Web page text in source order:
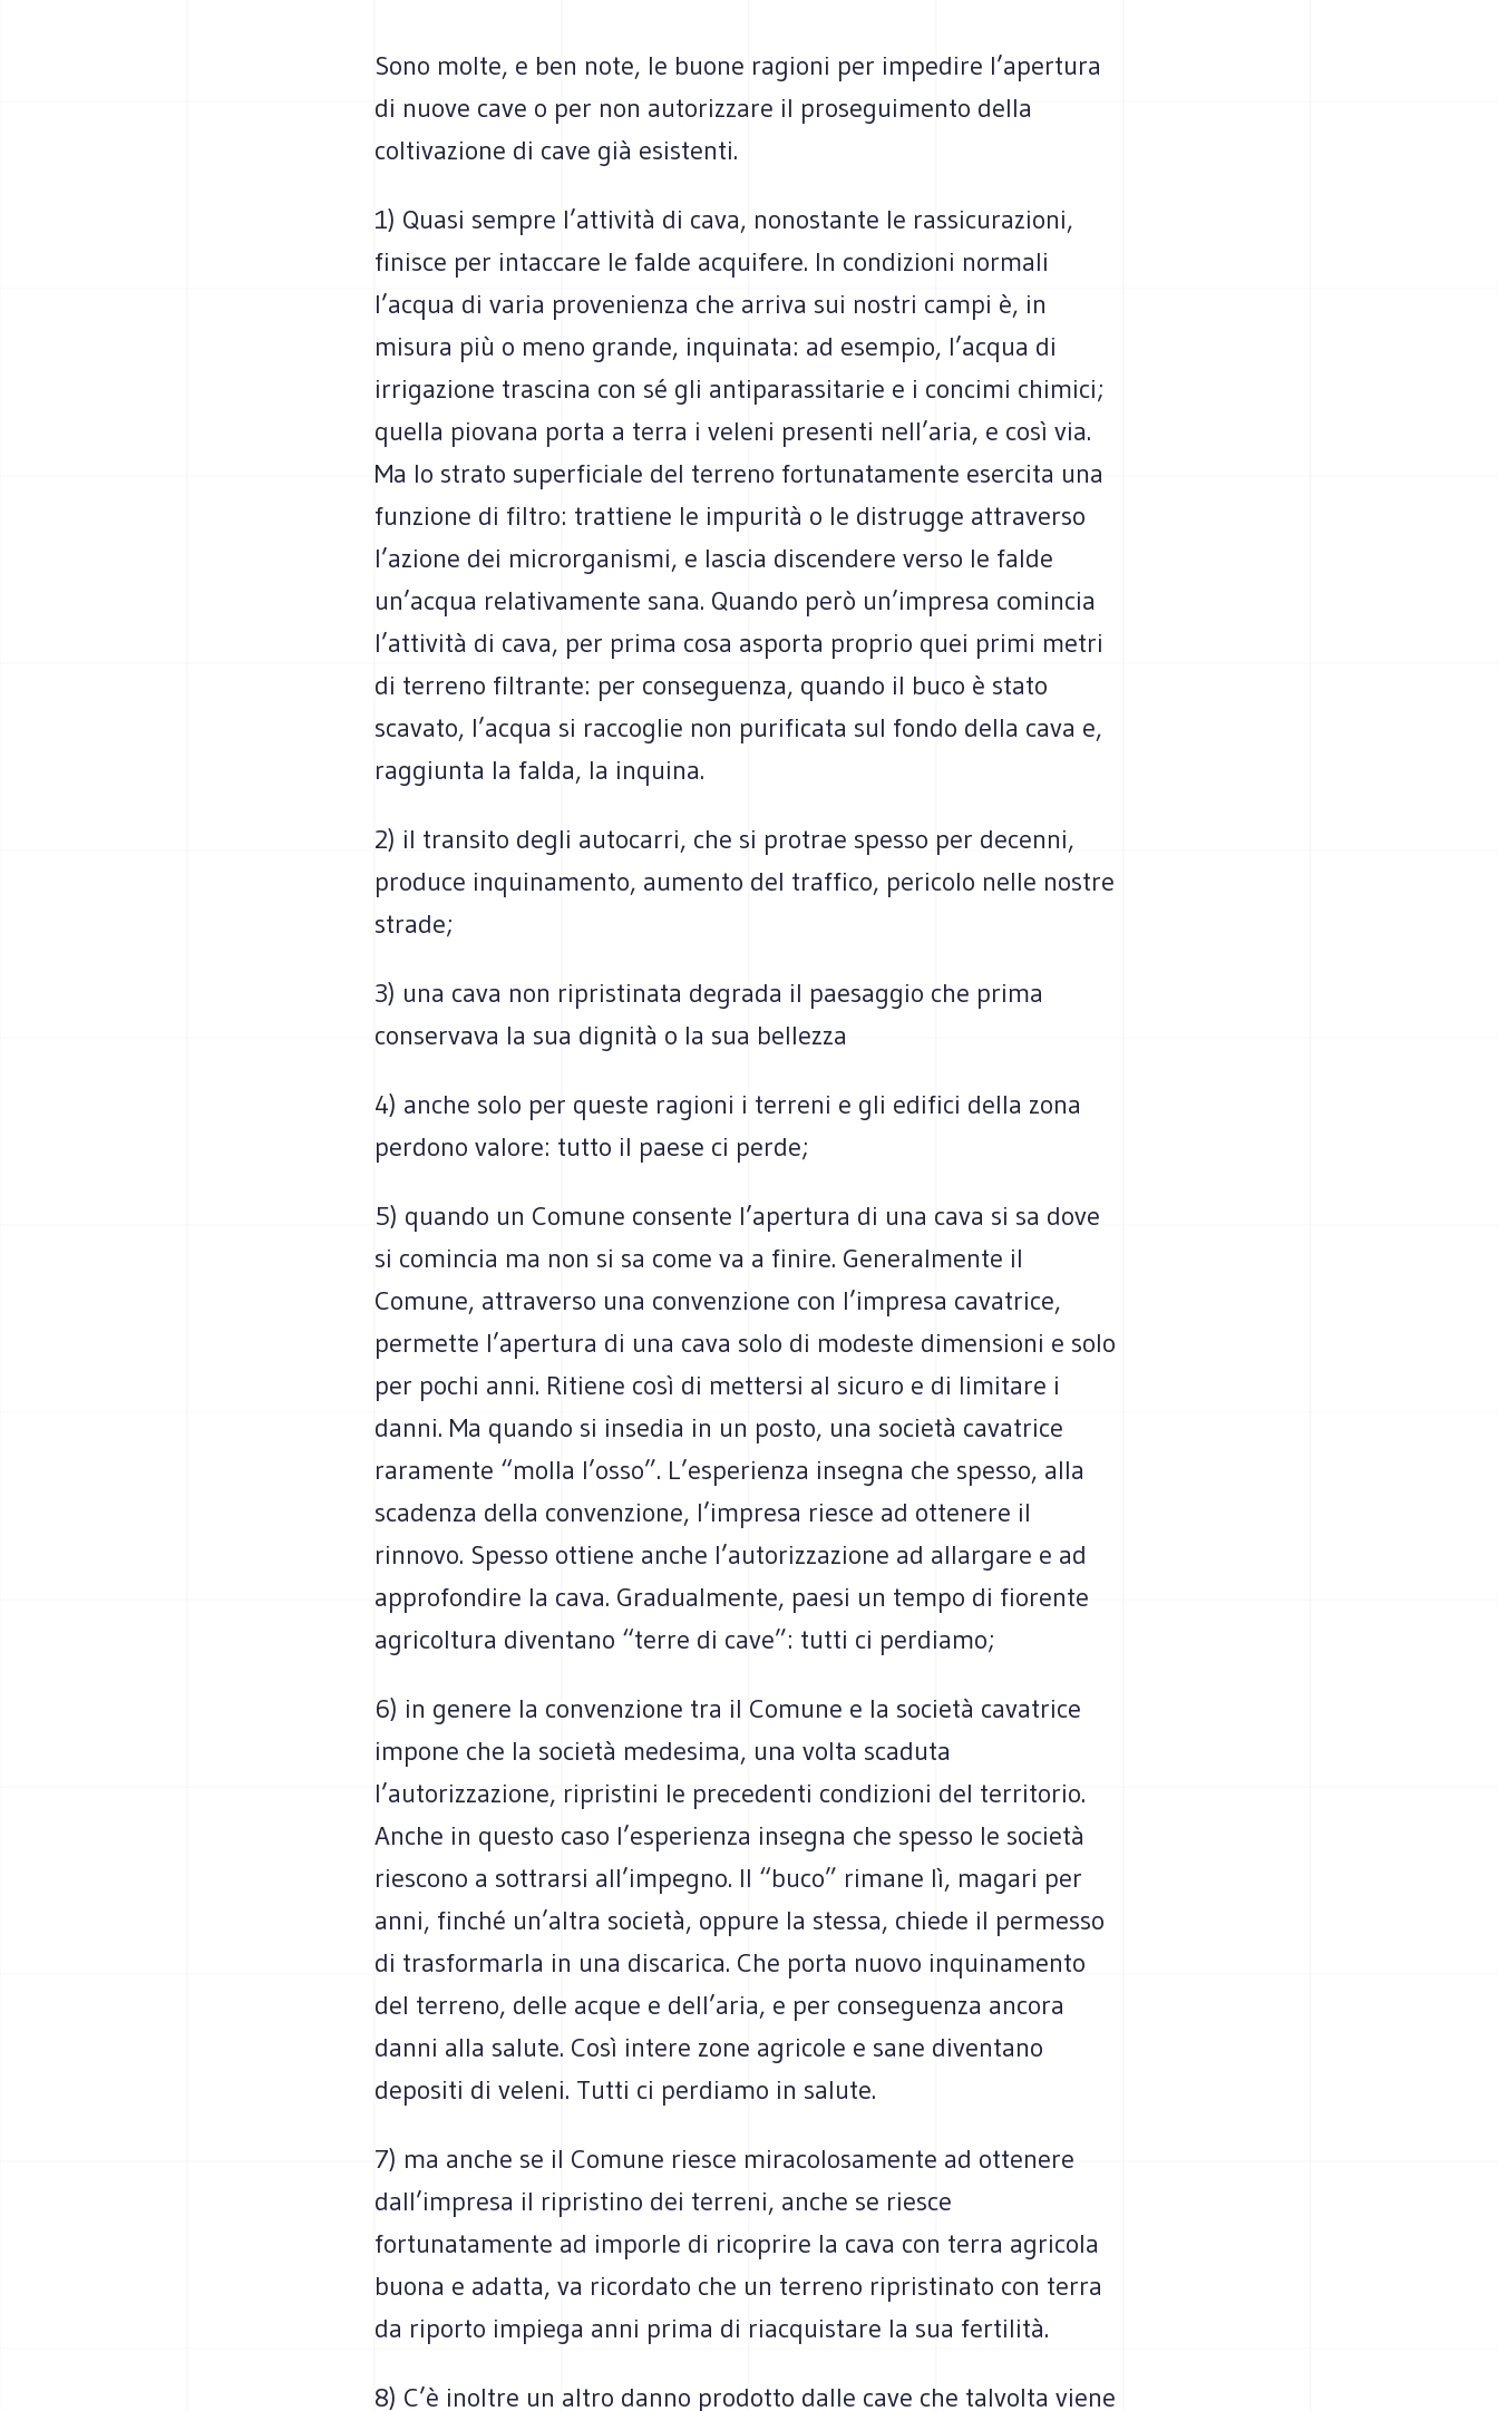
Sono molte, e ben note, le buone ragioni per impedire l’apertura
di nuove cave o per non autorizzare il proseguimento della
coltivazione di cave già esistenti.
1) Quasi sempre l’attività di cava, nonostante le rassicurazioni,
finisce per intaccare le falde acquifere. In condizioni normali
l’acqua di varia provenienza che arriva sui nostri campi è, in
misura più o meno grande, inquinata: ad esempio, l’acqua di
irrigazione trascina con sé gli antiparassitarie e i concimi chimici;
quella piovana porta a terra i veleni presenti nell’aria, e così via.
Ma lo strato superficiale del terreno fortunatamente esercita una
funzione di filtro: trattiene le impurità o le distrugge attraverso
l’azione dei microrganismi, e lascia discendere verso le falde
un’acqua relativamente sana. Quando però un’impresa comincia
l’attività di cava, per prima cosa asporta proprio quei primi metri
di terreno filtrante: per conseguenza, quando il buco è stato
scavato, l’acqua si raccoglie non purificata sul fondo della cava e,
raggiunta la falda, la inquina.
2) il transito degli autocarri, che si protrae spesso per decenni,
produce inquinamento, aumento del traffico, pericolo nelle nostre
strade;
3) una cava non ripristinata degrada il paesaggio che prima
conservava la sua dignità o la sua bellezza
4) anche solo per queste ragioni i terreni e gli edifici della zona
perdono valore: tutto il paese ci perde;
5) quando un Comune consente l’apertura di una cava si sa dove
si comincia ma non si sa come va a finire. Generalmente il
Comune, attraverso una convenzione con l’impresa cavatrice,
permette l’apertura di una cava solo di modeste dimensioni e solo
per pochi anni. Ritiene così di mettersi al sicuro e di limitare i
danni. Ma quando si insedia in un posto, una società cavatrice
raramente “molla l’osso”. L’esperienza insegna che spesso, alla
scadenza della convenzione, l’impresa riesce ad ottenere il
rinnovo. Spesso ottiene anche l’autorizzazione ad allargare e ad
approfondire la cava. Gradualmente, paesi un tempo di fiorente
agricoltura diventano “terre di cave”: tutti ci perdiamo;
6) in genere la convenzione tra il Comune e la società cavatrice
impone che la società medesima, una volta scaduta
l’autorizzazione, ripristini le precedenti condizioni del territorio.
Anche in questo caso l’esperienza insegna che spesso le società
riescono a sottrarsi all’impegno. Il “buco” rimane lì, magari per
anni, finché un’altra società, oppure la stessa, chiede il permesso
di trasformarla in una discarica. Che porta nuovo inquinamento
del terreno, delle acque e dell’aria, e per conseguenza ancora
danni alla salute. Così intere zone agricole e sane diventano
depositi di veleni. Tutti ci perdiamo in salute.
7) ma anche se il Comune riesce miracolosamente ad ottenere
dall’impresa il ripristino dei terreni, anche se riesce
fortunatamente ad imporle di ricoprire la cava con terra agricola
buona e adatta, va ricordato che un terreno ripristinato con terra
da riporto impiega anni prima di riacquistare la sua fertilità.
8) C’è inoltre un altro danno prodotto dalle cave che talvolta viene